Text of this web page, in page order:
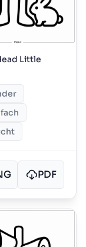
Little
PDF